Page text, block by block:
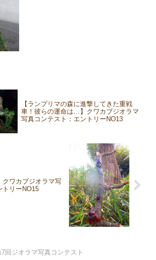
【ランプリマの森に進撃してきた重戦
車！彼らの運命は…】クワカブジオラマ
写真コンテスト：エントリーNO13
クワカブジオラマ写
トリーNO15
7回ジオラマ写真コンテスト